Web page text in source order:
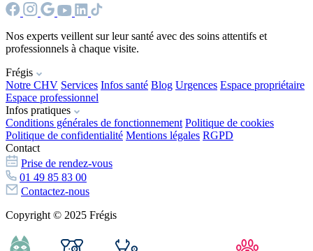
Nos experts veillent sur leur santé avec des soins attentifs et
professionnels à chaque visite.
Frégis
Notre CHV Services Infos santé Blog Urgences Espace propriétaire
Espace professionnel
Infos pratiques
Conditions générales de fonctionnement Politique de cookies
Politique de confidentialité Mentions légales RGPD
Contact
Prise de rendez-vous
01 49 85 83 00
Contactez-nous
Copyright © 2025 Frégis